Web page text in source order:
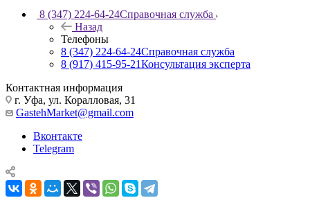
8 (347) 224-64-24Справочная служба
Назад
Телефоны
8 (347) 224-64-24Справочная служба
8 (917) 415-95-21Консультация эксперта
Контактная информация
г. Уфа, ул. Коралловая, 31
GastehMarket@gmail.com
Вконтакте
Telegram